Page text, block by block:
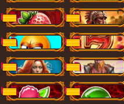
NIEUW Super Hot Fever NIEUW Temple Secrets
NIEUW NIEUW 20 Super Hot Fever
NIEUWGolden Sea NIEUW Glorious Warriors
NIEUW 40 Hot Fruits 6 reels NIEUW40 Hot Fruits